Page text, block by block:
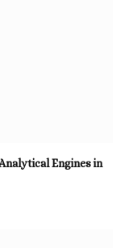
Engines in